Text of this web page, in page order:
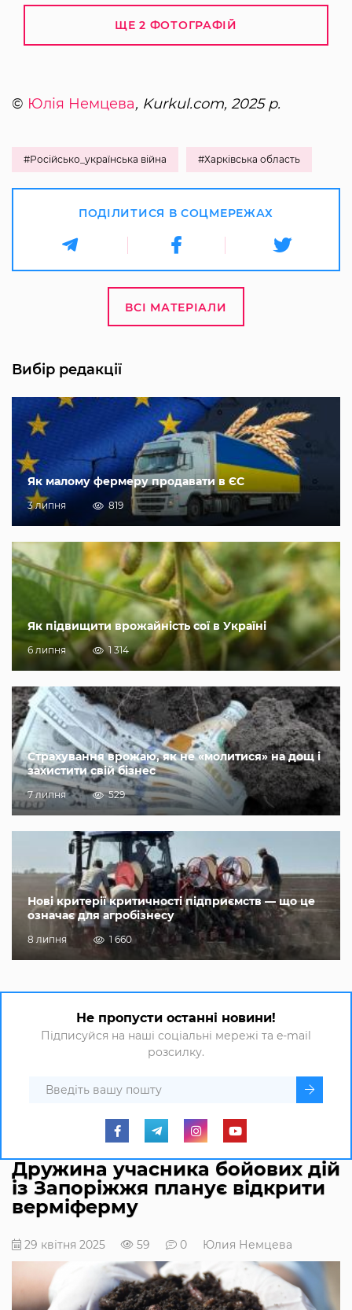
ЩЕ 2 ФОТОГРАФІЙ
© Юлія Немцева, Kurkul.com, 2025 р.
#Російсько_українська війна #Харківська область
ПОДІЛИТИСЯ В СОЦМЕРЕЖАХ
ВСІ МАТЕРІАЛИ
Вибір редакції
Як малому фермеру продавати в ЄС
3 липня 819
Як підвищити врожайність сої в Україні
6 липня 1 314
Страхування врожаю, як не «молитися» на дощ і
захистити свій бізнес
7 липня 529
Нові критерії критичності підприємств — що це
означає для агробізнесу
8 липня 1 660
Не пропусти останні новини!
Підписуйся на наші соціальні мережі та e-mail
розсилку.
Дружина учасника бойових дій
із Запоріжжя планує відкрити
верміферму
29 квітня 2025 59 0 Юлия Немцева